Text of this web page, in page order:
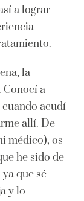
a lograr
la
Conocí a
acudí
allí. De
médico), os
he sido de
que sé
y lo